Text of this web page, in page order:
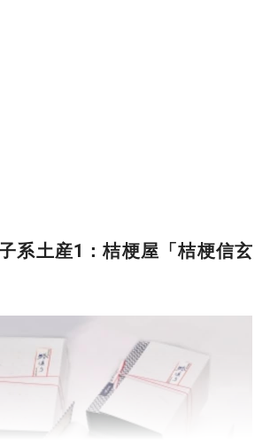
系土産1：桔梗屋「桔梗信玄